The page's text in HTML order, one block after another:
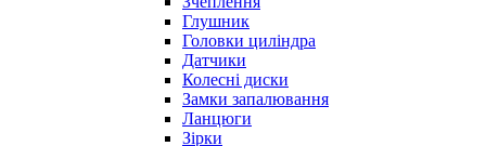
Глушник
Головки циліндра
Датчики
Колесні диски
Замки запалювання
Ланцюги
Зірки